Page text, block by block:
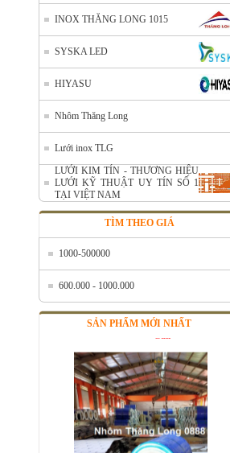
INOX THĂNG LONG 1015
SYSKA LED
HIYASU
Nhôm Thăng Long
Lưới inox TLG
LƯỚI KIM TÍN - THƯƠNG HIỆU
LƯỚI KỸ THUẬT UY TÍN SỐ 1
TẠI VIỆT NAM
TÌM THEO GIÁ
1000-500000
600.000 - 1000.000
SẢN PHẨM MỚI NHẤT
Nhôm cuộn cắt lẻ
Mã SP: ALcoilA1050